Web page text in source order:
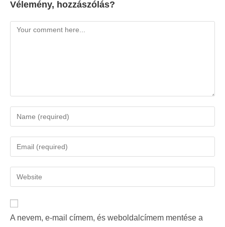
Vélemény, hozzászólás?
A nevem, e-mail címem, és weboldalcímem mentése a